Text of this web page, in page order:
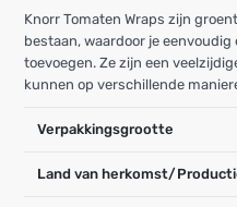
Knorr Tomaten Wraps zijn
bestaan, waardoor je
toevoegen. Ze zijn een
kunnen op verschillende
Verpakkingsgrootte
Land van herkomst/